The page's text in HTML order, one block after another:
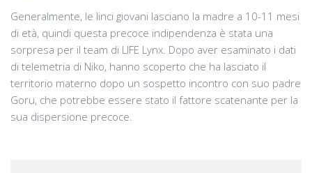
Generalmente, le linci giovani lasciano la madre a 10-11 mesi
di età, quindi questa precoce indipendenza è stata una
sorpresa per il team di LIFE Lynx. Dopo aver esaminato i dati
di telemetria di Niko, hanno scoperto che ha lasciato il
territorio materno dopo un sospetto incontro con suo padre
Goru, che potrebbe essere stato il fattore scatenante per la
sua dispersione precoce.